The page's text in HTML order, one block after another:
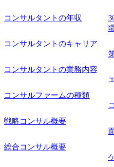
コンサルタントの年収
コンサルタントのキャリア
コンサルタントの業務内容
コンサルファームの種類
戦略コンサル概要
総合コンサル概要